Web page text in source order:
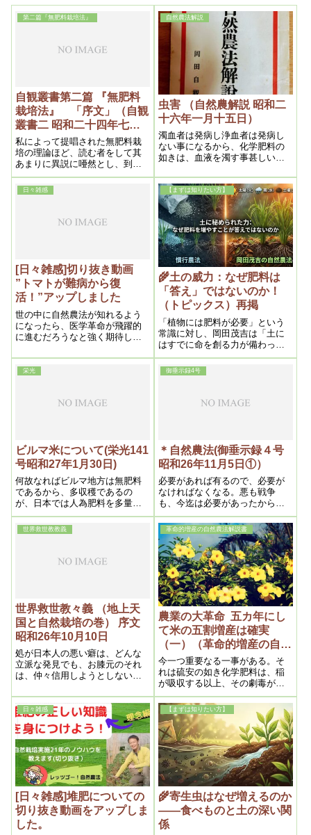
第二篇『無肥料栽培法』
自観叢書第二篇 『無肥料
栽培法』 「序文」（自観
叢書二 昭和二十四年七月
一日）
私によって提唱された無肥料栽
培の理論ほど、読む者をして其
あまりに異説に唖然とし、到底
信じられないといふのが一般の
観方である。事ほど左様に、農
作物ばかりではない、人間自体
るのである。
自然農法解説
虫害 （自然農解説 昭和二
十六年一月十五日）
濁血者は発病し浄血者は発病し
ない事になるから、化学肥料の
如きは、血液を濁す事甚しいの
き、細菌による病人が殖えるの
もそれが原因である
日々雑感
[日々雑感]切り抜き動画
”トマトが難病から復
活！”アップしました
世の中に自然農法が知れるよう
になったら、医学革命が飛躍的
に進むだろうなと強く期待しま
【まずは知りたい方】
🌾土の威力：なぜ肥料は
「答え」ではないのか！
（トピックス）再掲
「植物には肥料が必要」という
常識に対し、岡田茂吉は「土に
はすでに命を創る力が備わって
いる」と説きました。 肥料を麻
薬に例えた鋭い洞察から、なぜ
「余計なものを足さない」こと
の理由を探ります。
栄光
ビルマ米について(栄光141
号昭和27年1月30日)
何故なればビルマ地方は無肥料
であるから、多収穫であるの
が、日本では人為肥料を多量に
施す以上、駄目に決っている。
其理由で前記の如く本教農民で
あるから、無肥料の為多収穫と
御垂示録4号
＊自然農法(御垂示録４号
昭和26年11月5日①）
必要があれば有るので、必要が
なければなくなる。悪も戦争
も、今迄は必要があったからだ
が、もう必要がなくなった。む
しろ、ない方が良い。その手段
としては、神が有ると言う事を
見せなければならない。
世界救世教教義
世界救世教々義 （地上天
国と自然栽培の巻） 序文
昭和26年10月10日
処が日本人の悪い癖は、どんな
立派な発見でも、お膝元のそれ
は、仲々信用しようとしない欠
革命的増産の自然農法解説書
農業の大革命 五カ年にし
て米の五割増産は確実
（一）（革命的増産の自然
農法解説書 昭和28年5月5
日）
今一つ重要なる一事がある。そ
れは硫安の如き化学肥料は、稲
が吸収する以上、その劇毒が仮
令微量であっても、人間は一日
三度宛腹の中へ入れるのだか
ら、不知不識の内に人体に害を
及ぼすのは当然である。近代人
の罹病率が多くなったのも、そ
うした原因もないとは言えない
であろう。
日々雑感
[日々雑感]堆肥についての
切り抜き動画をアップしま
した。
【まずは知りたい方】
🌾寄生虫はなぜ増えるのか
――食べものと土の深い関
係